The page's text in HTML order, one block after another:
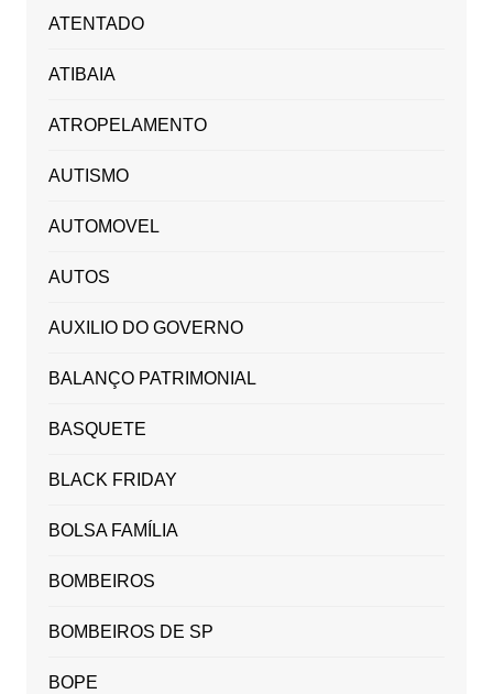
ATENTADO
ATIBAIA
ATROPELAMENTO
AUTISMO
AUTOMOVEL
AUTOS
AUXILIO DO GOVERNO
BALANÇO PATRIMONIAL
BASQUETE
BLACK FRIDAY
BOLSA FAMÍLIA
BOMBEIROS
BOMBEIROS DE SP
BOPE